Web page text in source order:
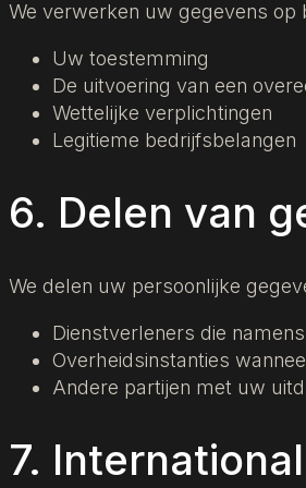
We verwerken uw gegevens op
Uw toestemming
De uitvoering van een
Wettelijke verplichtingen
Legitieme bedrijfsbelangen
6. Delen van
We delen uw persoonlijke
Dienstverleners die
Overheidsinstanties
Andere partijen met uw
7.